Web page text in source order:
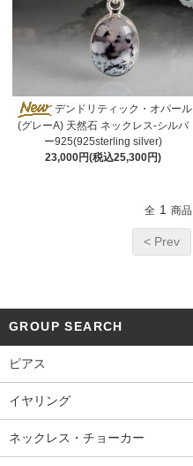
デンドリティック・オパール
(グレーA) 天然石 ネックレス-シルバ
ー925(925sterling silver)
23,000円(税込25,300円)
全 1 商品
< Prev
GROUP SEARCH
ピアス
イヤリング
ネックレス・チョーカー